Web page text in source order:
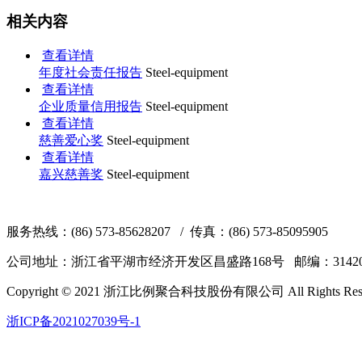
相关内容
查看详情
年度社会责任报告 Steel-equipment
查看详情
企业质量信用报告 Steel-equipment
查看详情
慈善爱心奖 Steel-equipment
查看详情
嘉兴慈善奖 Steel-equipment
服务热线：(86) 573-85628207 / 传真：(86) 573-85095905
公司地址：浙江省平湖市经济开发区昌盛路168号 邮编：
Copyright © 2021 浙江比例聚合科技股份有限公司 All Rights
浙ICP备2021027039号-1